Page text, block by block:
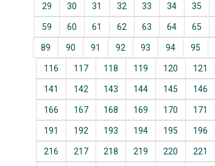
29 30 31 32 33 34 35
59 60 61 62 63 64 65
89 90 91 92 93 94 95
116 117 118 119 120 121
141 142 143 144 145 146
166 167 168 169 170 171
191 192 193 194 195 196
216 217 218 219 220 221